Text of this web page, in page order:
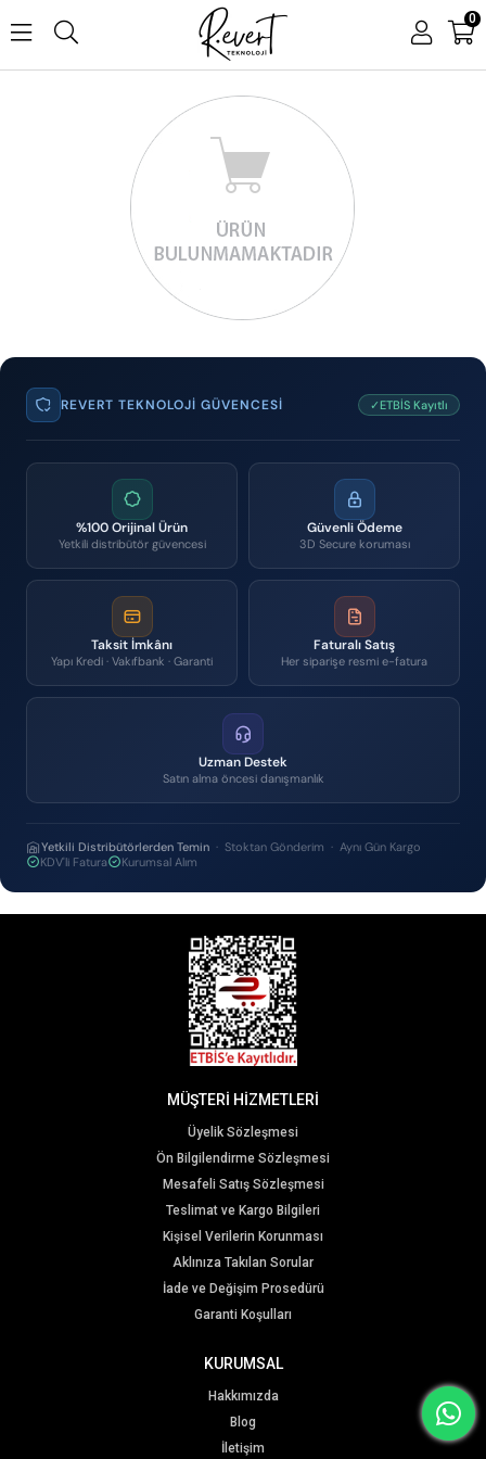
0
REVERT TEKNOLOJI GÜVENCESI ✓ETBİS Kayıtlı
%100 Orijinal Ürün
Yetkili distribütör güvencesi
Güvenli Ödeme
3D Secure koruması
Taksit İmkânı
Yapı Kredi · Vakıfbank · Garanti
Faturalı Satış
Her siparişe resmi e-fatura
Uzman Destek
Satın alma öncesi danışmanlık
Yetkili Distribütörlerden Temin · Stoktan Gönderim · Aynı Gün Kargo
KDV'li Fatura
Kurumsal Alım
MÜŞTERİ HİZMETLERİ
Üyelik Sözleşmesi
Ön Bilgilendirme Sözleşmesi
Mesafeli Satış Sözleşmesi
Teslimat ve Kargo Bilgileri
Kişisel Verilerin Korunması
Aklınıza Takılan Sorular
İade ve Değişim Prosedürü
Garanti Koşulları
KURUMSAL
Hakkımızda
Blog
İletişim